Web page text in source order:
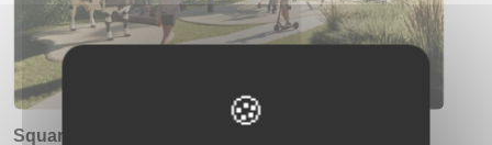
Square de la vache